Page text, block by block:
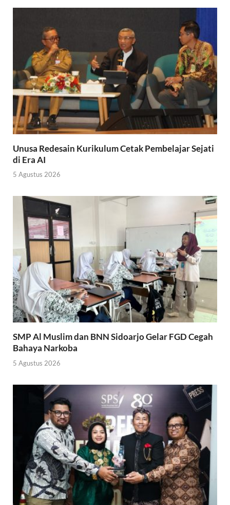
Unusa Redesain Kurikulum Cetak Pembelajar Sejati
di Era AI
5 Agustus 2026
SMP Al Muslim dan BNN Sidoarjo Gelar FGD Cegah
Bahaya Narkoba
5 Agustus 2026